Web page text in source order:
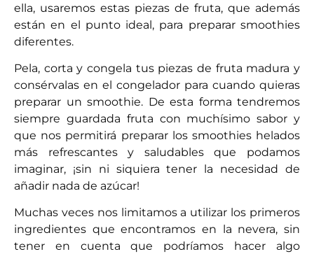
ella, usaremos estas piezas de fruta, que además
están en el punto ideal, para preparar smoothies
diferentes.
Pela, corta y congela tus piezas de fruta madura y
consérvalas en el congelador para cuando quieras
preparar un smoothie. De esta forma tendremos
siempre guardada fruta con muchísimo sabor y
que nos permitirá preparar los smoothies helados
más refrescantes y saludables que podamos
imaginar, ¡sin ni siquiera tener la necesidad de
añadir nada de azúcar!
Muchas veces nos limitamos a utilizar los primeros
ingredientes que encontramos en la nevera, sin
tener en cuenta que podríamos hacer algo